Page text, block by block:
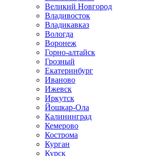
Великий Новгород
Владивосток
Владикавказ
Вологда
Воронеж
Горно-алтайск
Грозный
Екатеринбург
Иваново
Ижевск
Иркутск
Йошкар-Ола
Калининград
Кемерово
Кострома
Курган
Курск